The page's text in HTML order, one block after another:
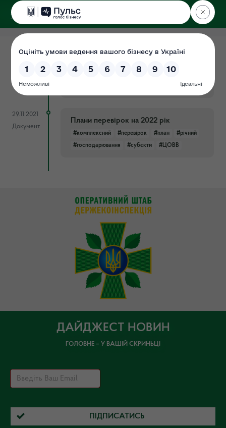
ДЕРЖЕКОІНСПЕКЦІЯ
у Хмельницькій області
25.09.2024
Документ
#2024 #перевірок #план
#ЦОВВ
29.11.2021
Документ
Плани перевірок на 2022 рік
#комплексний #перевірок #план
#річний
#господарювання
#субєкти #ЦОВВ
ДАЙДЖЕСТ НОВИН
ГОЛОВНЕ – У ВАШІЙ СКРИНЬЦІ
ПІДПИСАТИСЬ